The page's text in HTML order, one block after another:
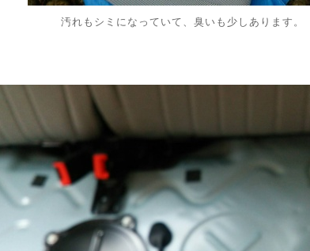
汚れもシミになっていて、臭いも少しあります。